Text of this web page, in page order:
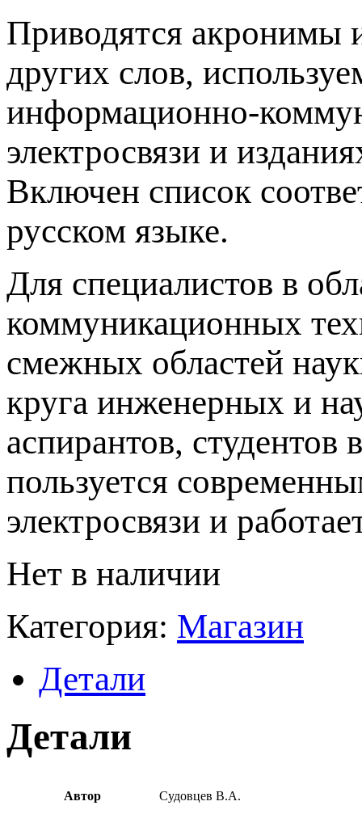
Приводятся акронимы
других слов,
информационно-
электросвязи и
Включен список
русском языке.
Для специалистов в
коммуникационных
смежных областей
круга инженерных и
аспирантов, студентов
пользуется
электросвязи и
Нет в наличии
Категория: Магазин
Детали
Детали
Автор Судовцев В.А.